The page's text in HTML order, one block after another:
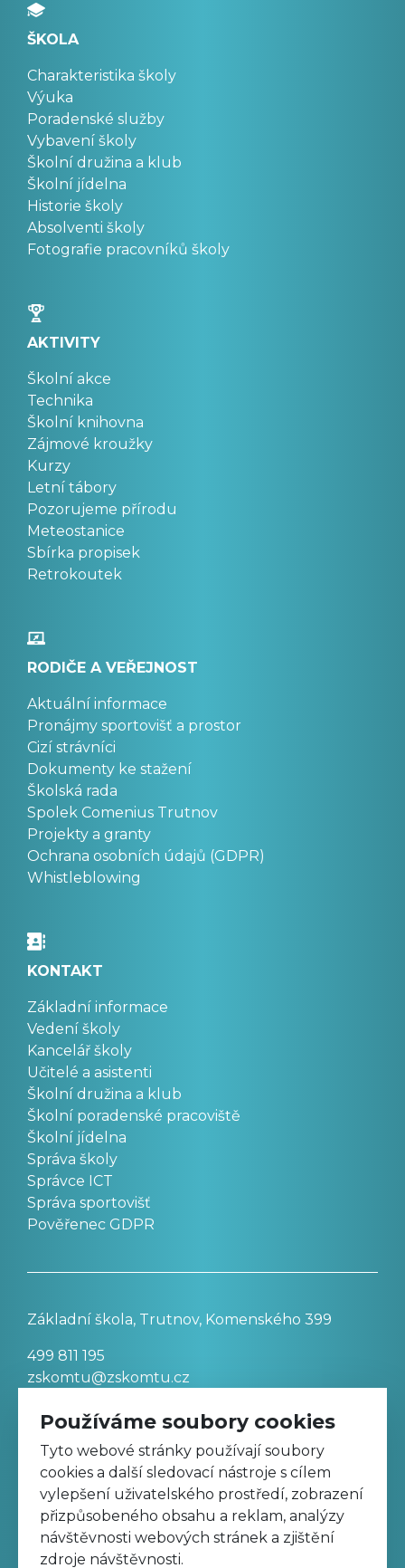
ŠKOLA
Charakteristika školy
Výuka
Poradenské služby
Vybavení školy
Školní družina a klub
Školní jídelna
Historie školy
Absolventi školy
Fotografie pracovníků školy
AKTIVITY
Školní akce
Technika
Školní knihovna
Zájmové kroužky
Kurzy
Letní tábory
Pozorujeme přírodu
Meteostanice
Sbírka propisek
Retrokoutek
RODIČE A VEŘEJNOST
Aktuální informace
Pronájmy sportovišť a prostor
Cizí strávníci
Dokumenty ke stažení
Školská rada
Spolek Comenius Trutnov
Projekty a granty
Ochrana osobních údajů (GDPR)
Whistleblowing
KONTAKT
Základní informace
Vedení školy
Kancelář školy
Učitelé a asistenti
Školní družina a klub
Školní poradenské pracoviště
Školní jídelna
Správa školy
Správce ICT
Správa sportovišť
Pověřenec GDPR
Základní škola, Trutnov, Komenského 399
499 811 195
zskomtu@zskomtu.cz
Prohlášení o přístupnosti stránek
Nastavení cookies
Sledujte nás na Facebooku
Používáme soubory cookies
Tyto webové stránky používají soubory
cookies a další sledovací nástroje s cílem
vylepšení uživatelského prostředí, zobrazení
přizpůsobeného obsahu a reklam, analýzy
návštěvnosti webových stránek a zjištění
zdroje návštěvnosti.